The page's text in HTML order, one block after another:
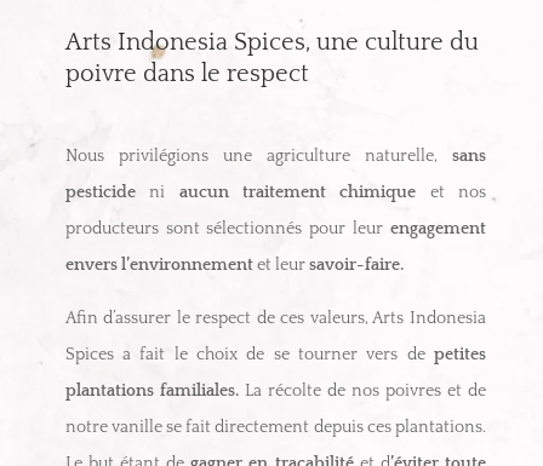
Arts Indonesia Spices, une culture du
poivre dans le respect
Nous privilégions une agriculture naturelle, sans
pesticideni aucun traitement chimique et nos
producteurs sont sélectionnés pour leur engagement
envers l’environnementet leursavoir-faire.
Afin d’assurer le respect de ces valeurs, Arts Indonesia
Spices a fait le choix de se tourner vers de petites
plantations familiales.La récolte de nos poivres et de
notre vanille se fait directement depuis ces plantations.